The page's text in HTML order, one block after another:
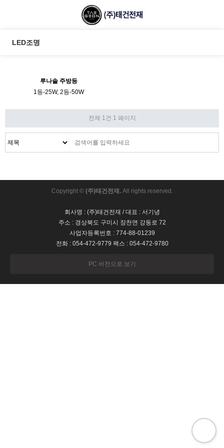
LED조명
루나솔 주방등
1등-25W, 2등-50W
전체 1건 1 페이지
Copyright © (주)태건전재.All rights reserved.
회사명 : (주)태건전재 / 대표 : 서기녕
주소 : 경상북도 구미시 장천면 강동로 72
사업자등록번호 : 774-88-01239
전화 : 054-472-9779 팩스 : 054-472-9780
PC 버전으로 보기